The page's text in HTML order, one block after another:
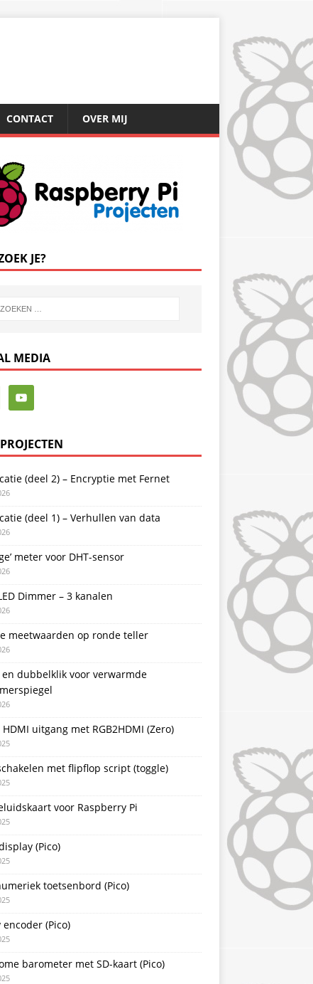
CONTACT OVER MIJ
JE?
MEDIA
(deel 2) – Encryptie met Fernet
(deel 1) – Verhullen van data
meter voor DHT-sensor
Dimmer – 3 kanalen
meetwaarden op ronde teller
en dubbelklik voor verwarmde
uitgang met RGB2HDMI (Zero)
met flipflop script (toggle)
voor Raspberry Pi
(Pico)
toetsenbord (Pico)
encoder (Pico)
barometer met SD-kaart (Pico)